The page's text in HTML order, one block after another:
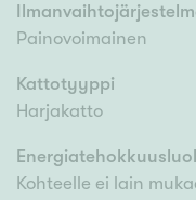
Painovoimainen
Kattotyyppi
Harjakatto
Kohteelle ei lain